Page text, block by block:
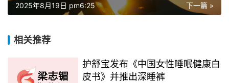
下一篇 »
2025年8月19日 pm6:25
相关推荐
护舒宝发布《中国女性睡眠健康白
皮书》并推出深睡裤